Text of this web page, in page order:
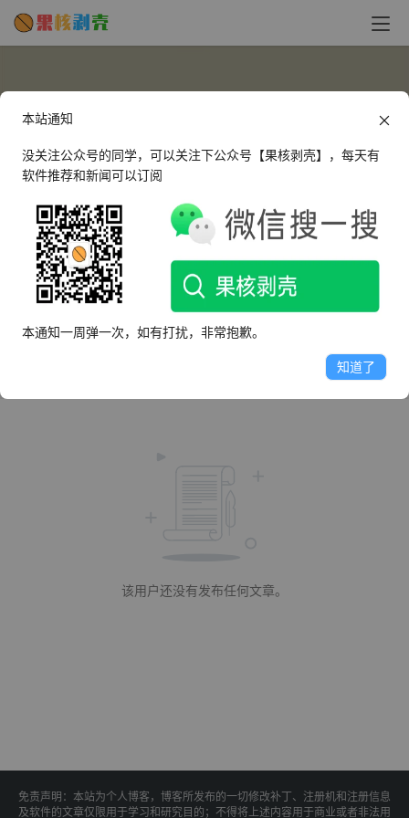
余笙浅墨
这个人很懒，什么都没有留下～
该用户还没有发布任何文章。
免责声明：本站为个人博客，博客所发布的一切修改补丁、注册机和注册信息
及软件的文章仅限用于学习和研究目的；不得将上述内容用于商业或者非法用
本站通知
没关注公众号的同学，可以关注下公众号【果核剥壳】，每天有
软件推荐和新闻可以订阅
本通知一周弹一次，如有打扰，非常抱歉。
知道了